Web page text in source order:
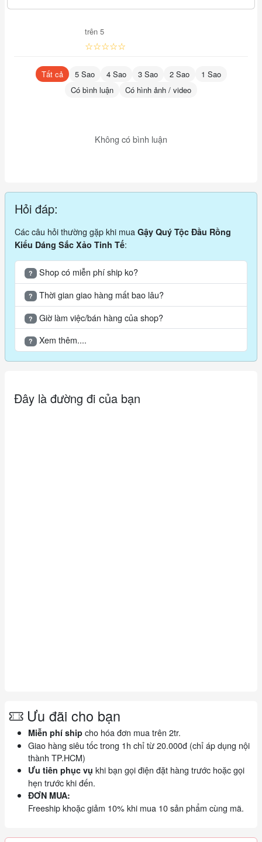
trên 5
☆☆☆☆☆
Tất cả 5 Sao 4 Sao 3 Sao 2 Sao
1 Sao
Có bình luận
Có hình ảnh / video
Không có bình luận
Hỏi đáp:
Các câu hỏi thường gặp khi mua Gậy Quý Tộc Đầu Rồng
Kiểu Dáng Sắc Xảo Tinh Tế:
? Shop có miễn phí ship ko?
? Thời gian giao hàng mất bao lâu?
? Giờ làm việc/bán hàng của shop?
? Xem thêm....
Đây là đường đi của bạn
Ưu đãi cho bạn
Miễn phí ship cho hóa đơn mua trên 2tr.
Giao hàng siêu tốc trong 1h chỉ từ 20.000đ (chỉ áp dụng nội
thành TP.HCM)
Ưu tiên phục vụ khi bạn gọi điện đặt hàng trước hoặc gọi
hẹn trước khi đến.
ĐƠN MUA:
Freeship khoặc giảm 10% khi mua 10 sản phẩm cùng mã.